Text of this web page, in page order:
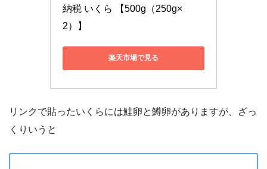
納税 いくら 【500g（250g×
2）】
楽天市場で見る
リンクで貼ったいくらには鮭卵と鱒卵がありますが、ざっ
くりいうと